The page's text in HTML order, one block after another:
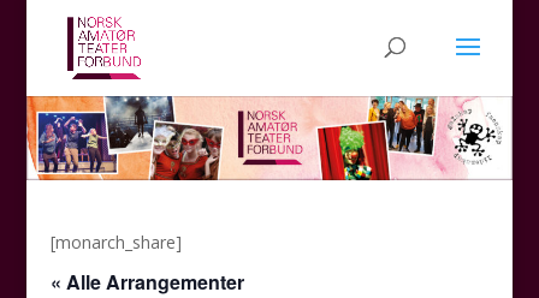
[monarch_share]
« Alle Arrangementer